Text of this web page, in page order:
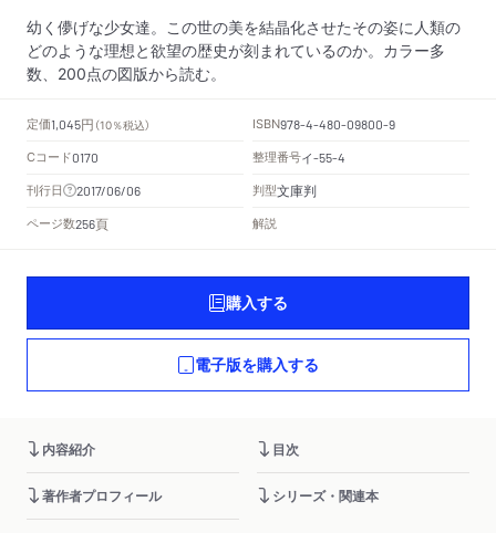
幼く儚げな少女達。この世の美を結晶化させたその姿に人類の
どのような理想と欲望の歴史が刻まれているのか。カラー多
数、200点の図版から読む。
定価1,045円 （10％税込） ISBN978-4-480-09800-9
Cコード0170 整理番号イ-55-4
刊行日 2017/06/06 判型文庫判
ページ数256頁 解説
購入する
電子版を購入する
内容紹介 目次
著作者プロフィール シリーズ・関連本